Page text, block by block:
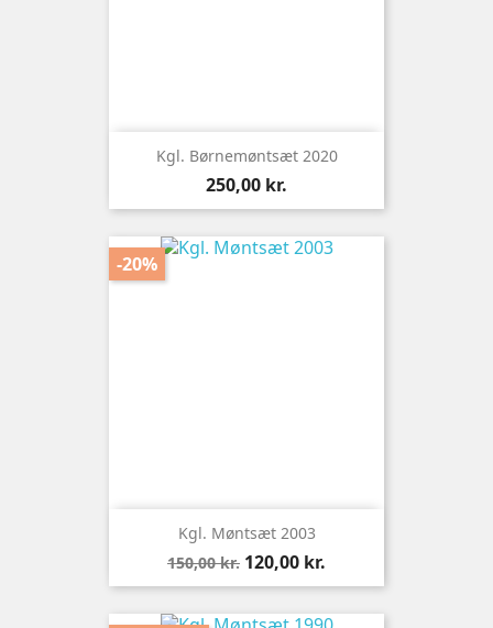
Kgl. Børnemøntsæt 2020
Pris
250,00 kr.
Kgl. Møntsæt 2003
Normalpris
150,00 kr. Pris
120,00 kr.
-20%